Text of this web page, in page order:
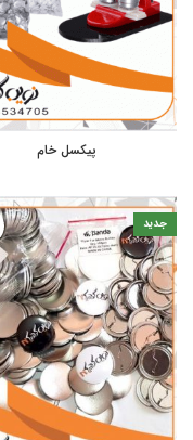
پیکسل خام
جدید